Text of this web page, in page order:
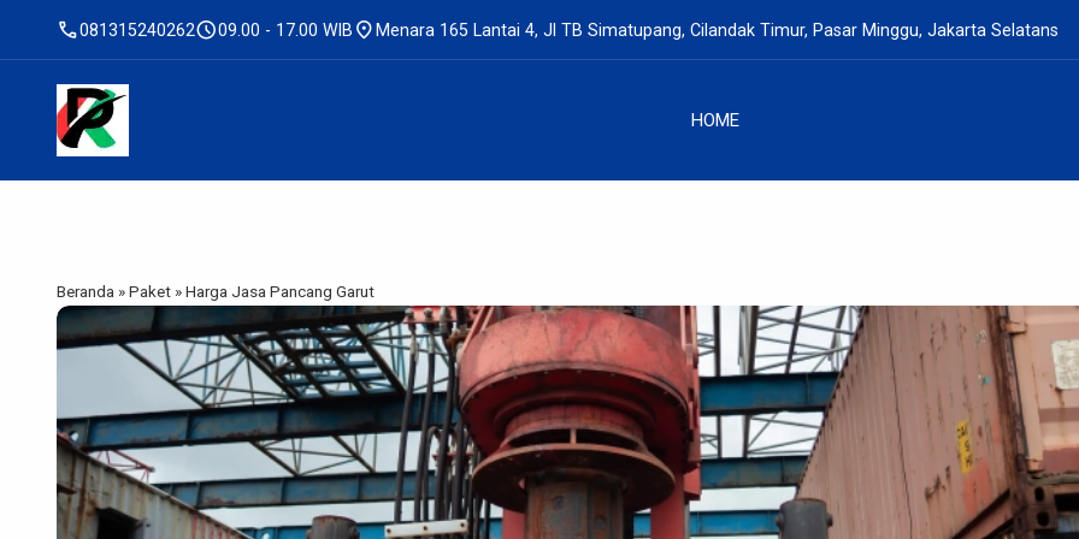
call081315240262schedule09.00 - 17.00 WIB location_onMenara 165 Lantai 4, Jl TB Simatupang, Cilandak Timur, Pasar Minggu, Jakarta Selatans
HOME
Beranda »Paket »Harga Jasa Pancang Garut